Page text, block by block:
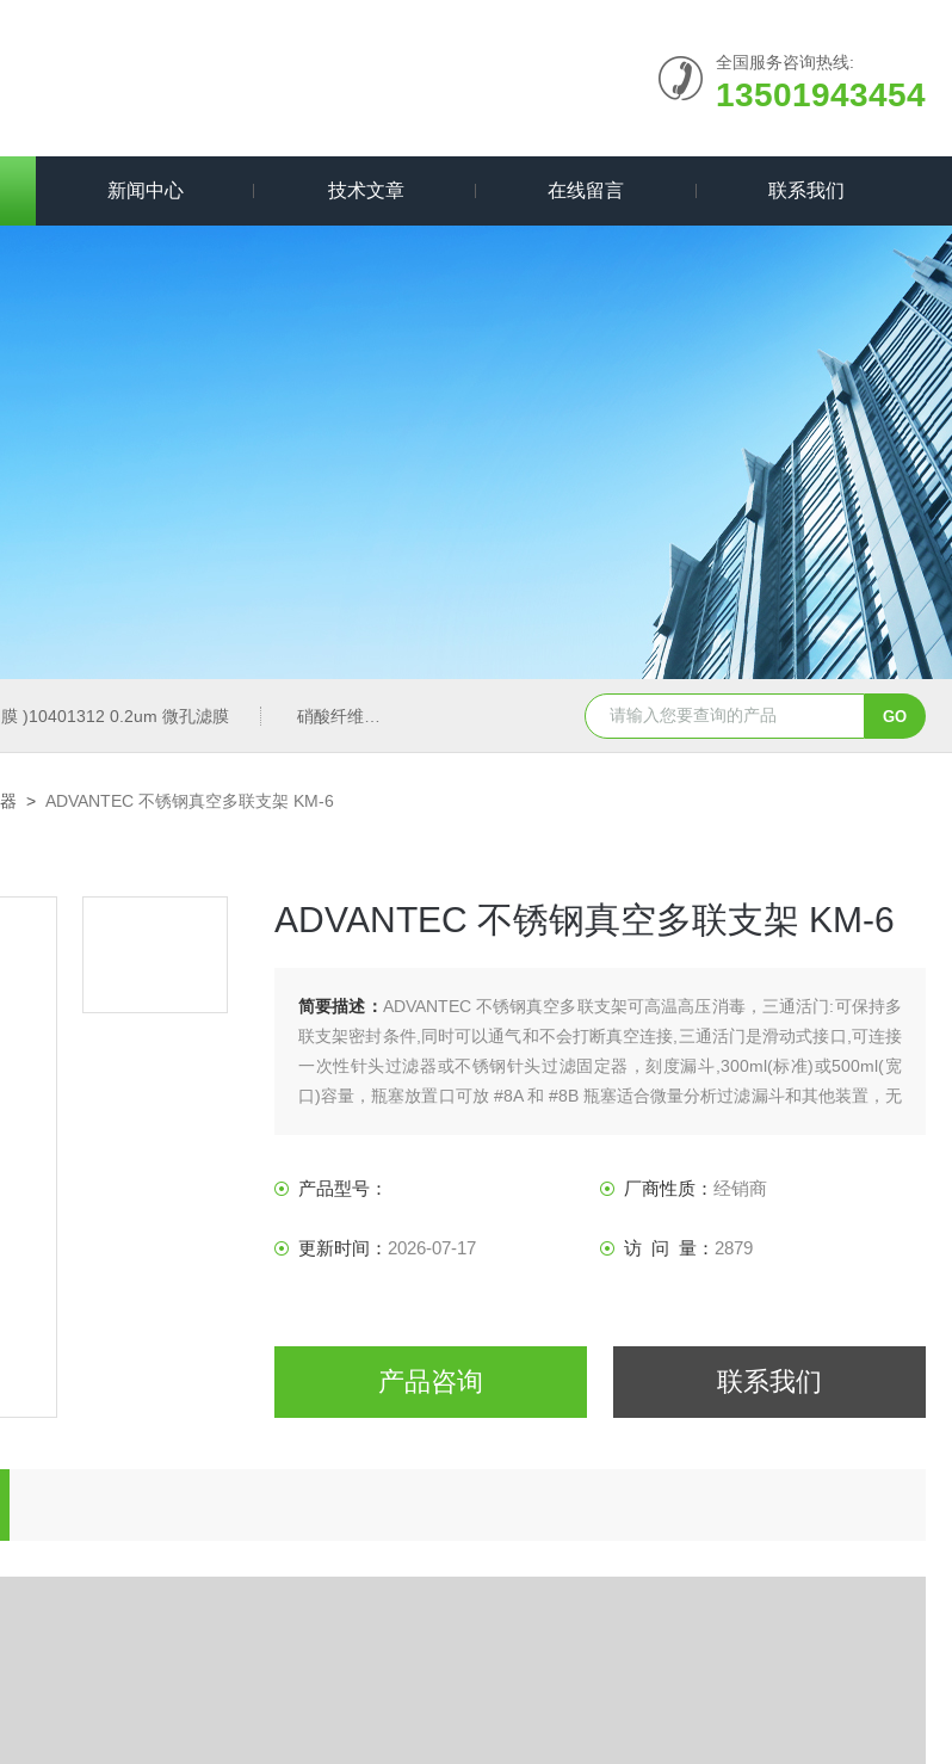
全国服务咨询热线:
13501943454
新闻中心 技术文章 在线留言 联系我们
)10401312 0.2um 微孔滤膜 硝酸纤维素( NC 膜 )7182-004 0.2um 微孔滤膜 硝酸纤维素( NC 膜 )10402012
> ADVANTEC 不锈钢真空多联支架 KM-6
ADVANTEC 不锈钢真空多联支架 KM-6
简要描述： ADVANTEC 不锈钢真空多联支架可高温高压消毒，三通活门:可保持多
联支架密封条件,同时可以通气和不会打断真空连接,三通活门是滑动式接口,可连接
一次性针头过滤器或不锈钢针头过滤固定器，刻度漏斗,300ml(标准)或500ml(宽
口)容量，瓶塞放置口可放 #8A 和 #8B 瓶塞适合微量分析过滤漏斗和其他装置，无
产品型号： 厂商性质： 经销商
更新时间： 2026-07-17 访 问 量： 2879
产品咨询 联系我们